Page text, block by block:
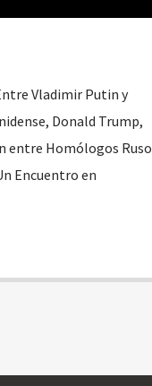
Vladimir Putin y
Donald Trump,
entre Homólogos Ruso
Encuentro en